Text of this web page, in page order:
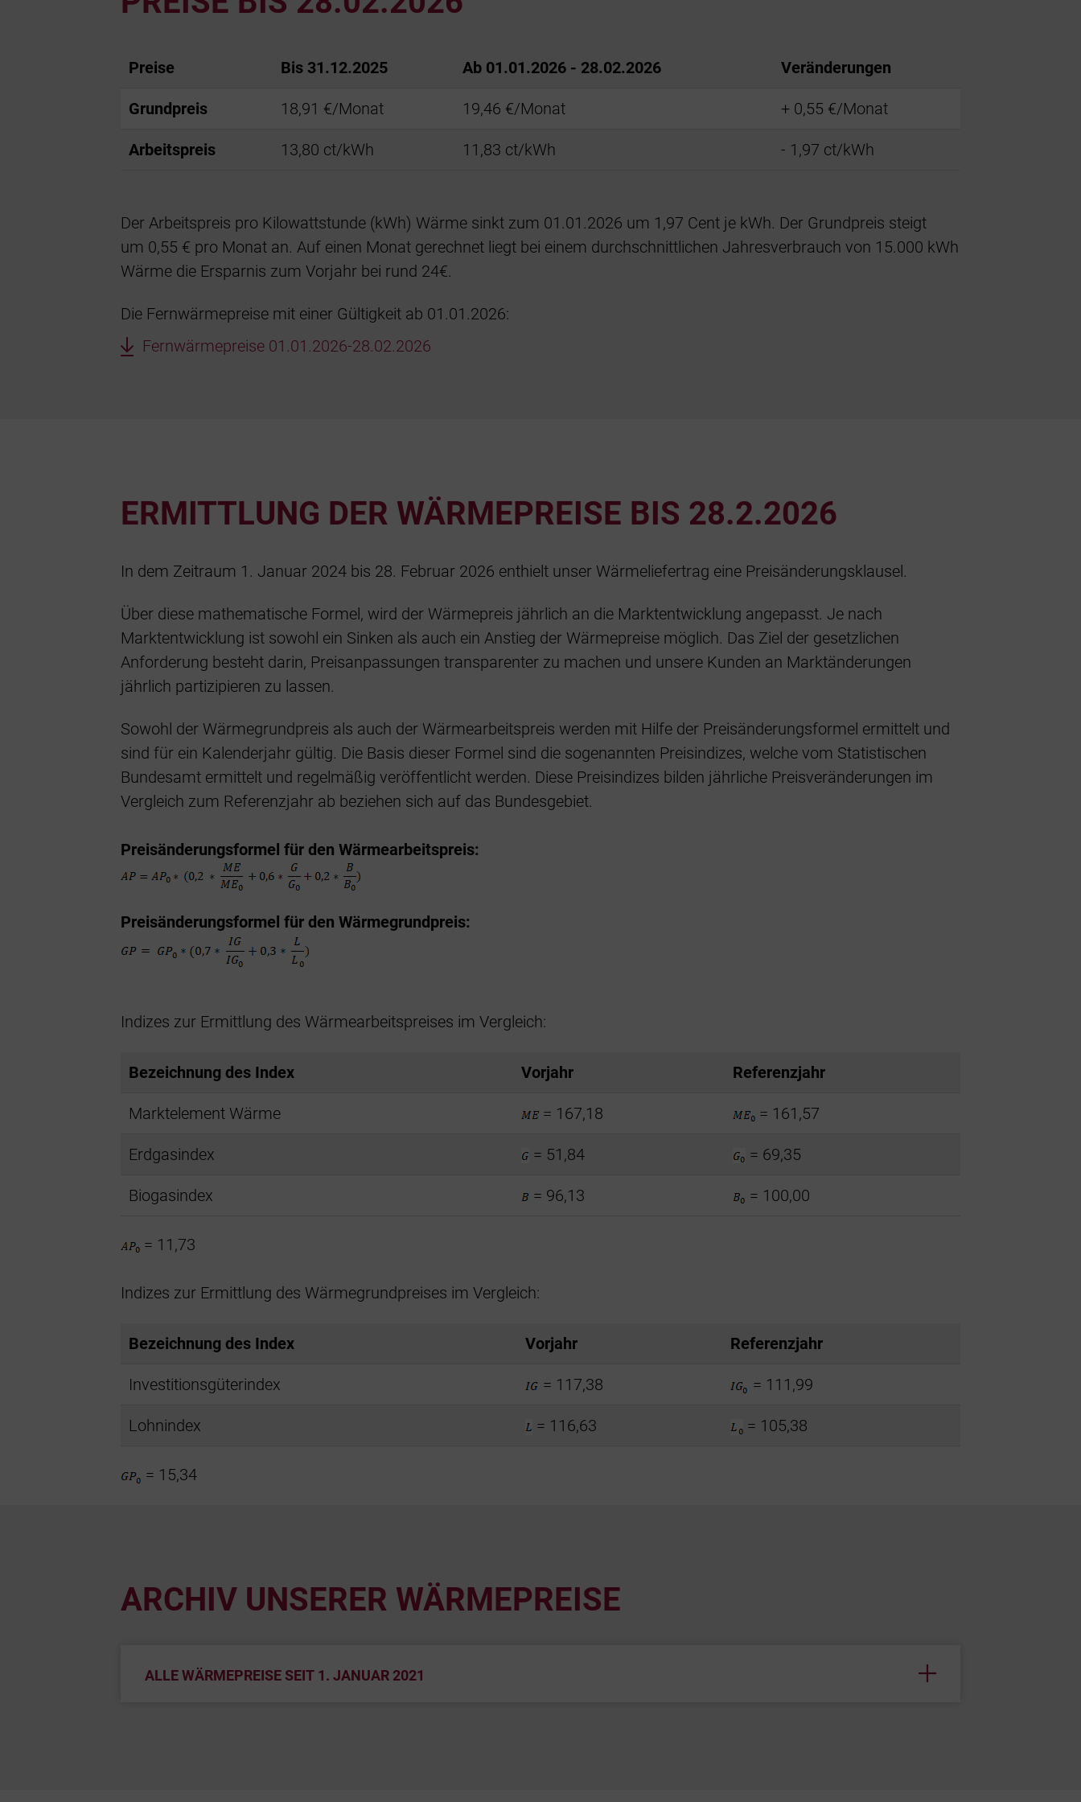
Preise Bis 31.12.2025 Ab 01.01.2026 - 28.02.2026 Veränderungen
Grundpreis 18,91 €/Monat 19,46 €/Monat + 0,55 €/Monat
Arbeitspreis 13,80 ct/kWh 11,83 ct/kWh - 1,97 ct/kWh
Der Arbeitspreis pro Kilowattstunde (kWh) Wärme sinkt zum 01.01.2026 um 1,97 Cent je kWh. Der Grundpreis steigt
um 0,55 € pro Monat an. Auf einen Monat gerechnet liegt bei einem durchschnittlichen Jahresverbrauch von 15.000 kWh
Wärme die Ersparnis zum Vorjahr bei rund 24€.
Die Fernwärmepreise mit einer Gültigkeit ab 01.01.2026:
Fernwärmepreise 01.01.2026-28.02.2026
ERMITTLUNG DER WÄRMEPREISE BIS 28.2.2026
In dem Zeitraum 1. Januar 2024 bis 28. Februar 2026 enthielt unser Wärmeliefertrag eine Preisänderungsklausel.
Über diese mathematische Formel, wird der Wärmepreis jährlich an die Marktentwicklung angepasst. Je nach
Marktentwicklung ist sowohl ein Sinken als auch ein Anstieg der Wärmepreise möglich. Das Ziel der gesetzlichen
Anforderung besteht darin, Preisanpassungen transparenter zu machen und unsere Kunden an Marktänderungen
jährlich partizipieren zu lassen.
Sowohl der Wärmegrundpreis als auch der Wärmearbeitspreis werden mit Hilfe der Preisänderungsformel ermittelt und
sind für ein Kalenderjahr gültig. Die Basis dieser Formel sind die sogenannten Preisindizes, welche vom Statistischen
Bundesamt ermittelt und regelmäßig veröffentlicht werden. Diese Preisindizes bilden jährliche Preisveränderungen im
Vergleich zum Referenzjahr ab beziehen sich auf das Bundesgebiet.
Preisänderungsformel für den Wärmearbeitspreis:
Preisänderungsformel für den Wärmegrundpreis:
Indizes zur Ermittlung des Wärmearbeitspreises im Vergleich:
Bezeichnung des Index Vorjahr Referenzjahr
Marktelement Wärme = 167,18 = 161,57
Erdgasindex = 51,84 = 69,35
Biogasindex = 96,13 = 100,00
= 11,73
Indizes zur Ermittlung des Wärmegrundpreises im Vergleich:
Bezeichnung des Index Vorjahr Referenzjahr
Investitionsgüterindex = 117,38 = 111,99
Lohnindex = 116,63 = 105,38
= 15,34
ARCHIV UNSERER WÄRMEPREISE
ALLE WÄRMEPREISE SEIT 1. JANUAR 2021